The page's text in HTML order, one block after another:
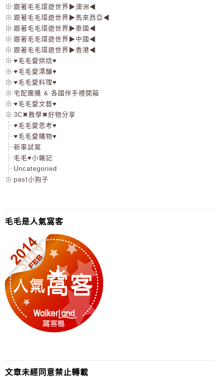
跟著毛毛環遊世界▶澳洲◀
跟著毛毛環遊世界▶馬來西亞◀
跟著毛毛環遊世界▶泰國◀
跟著毛毛環遊世界▶中國◀
跟著毛毛環遊世界▶香港◀
♥毛毛愛烘焙♥
♥毛毛愛漂釀♥
♥毛毛愛料理♥
宅配團購 & 各國伴手禮開箱
♥毛毛愛文藝♥
3C✖教學✖好物分享
♥毛毛愛思考♥
♥毛毛愛購物♥
新車試駕
毛毛♥小雜記
Uncategoried
past小狗子
毛毛是人氣窩客
文章未經同意禁止轉載